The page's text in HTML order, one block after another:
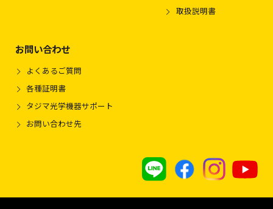
取扱説明書
お問い合わせ
よくあるご質問
各種証明書
タジマ光学機器サポート
お問い合わせ先